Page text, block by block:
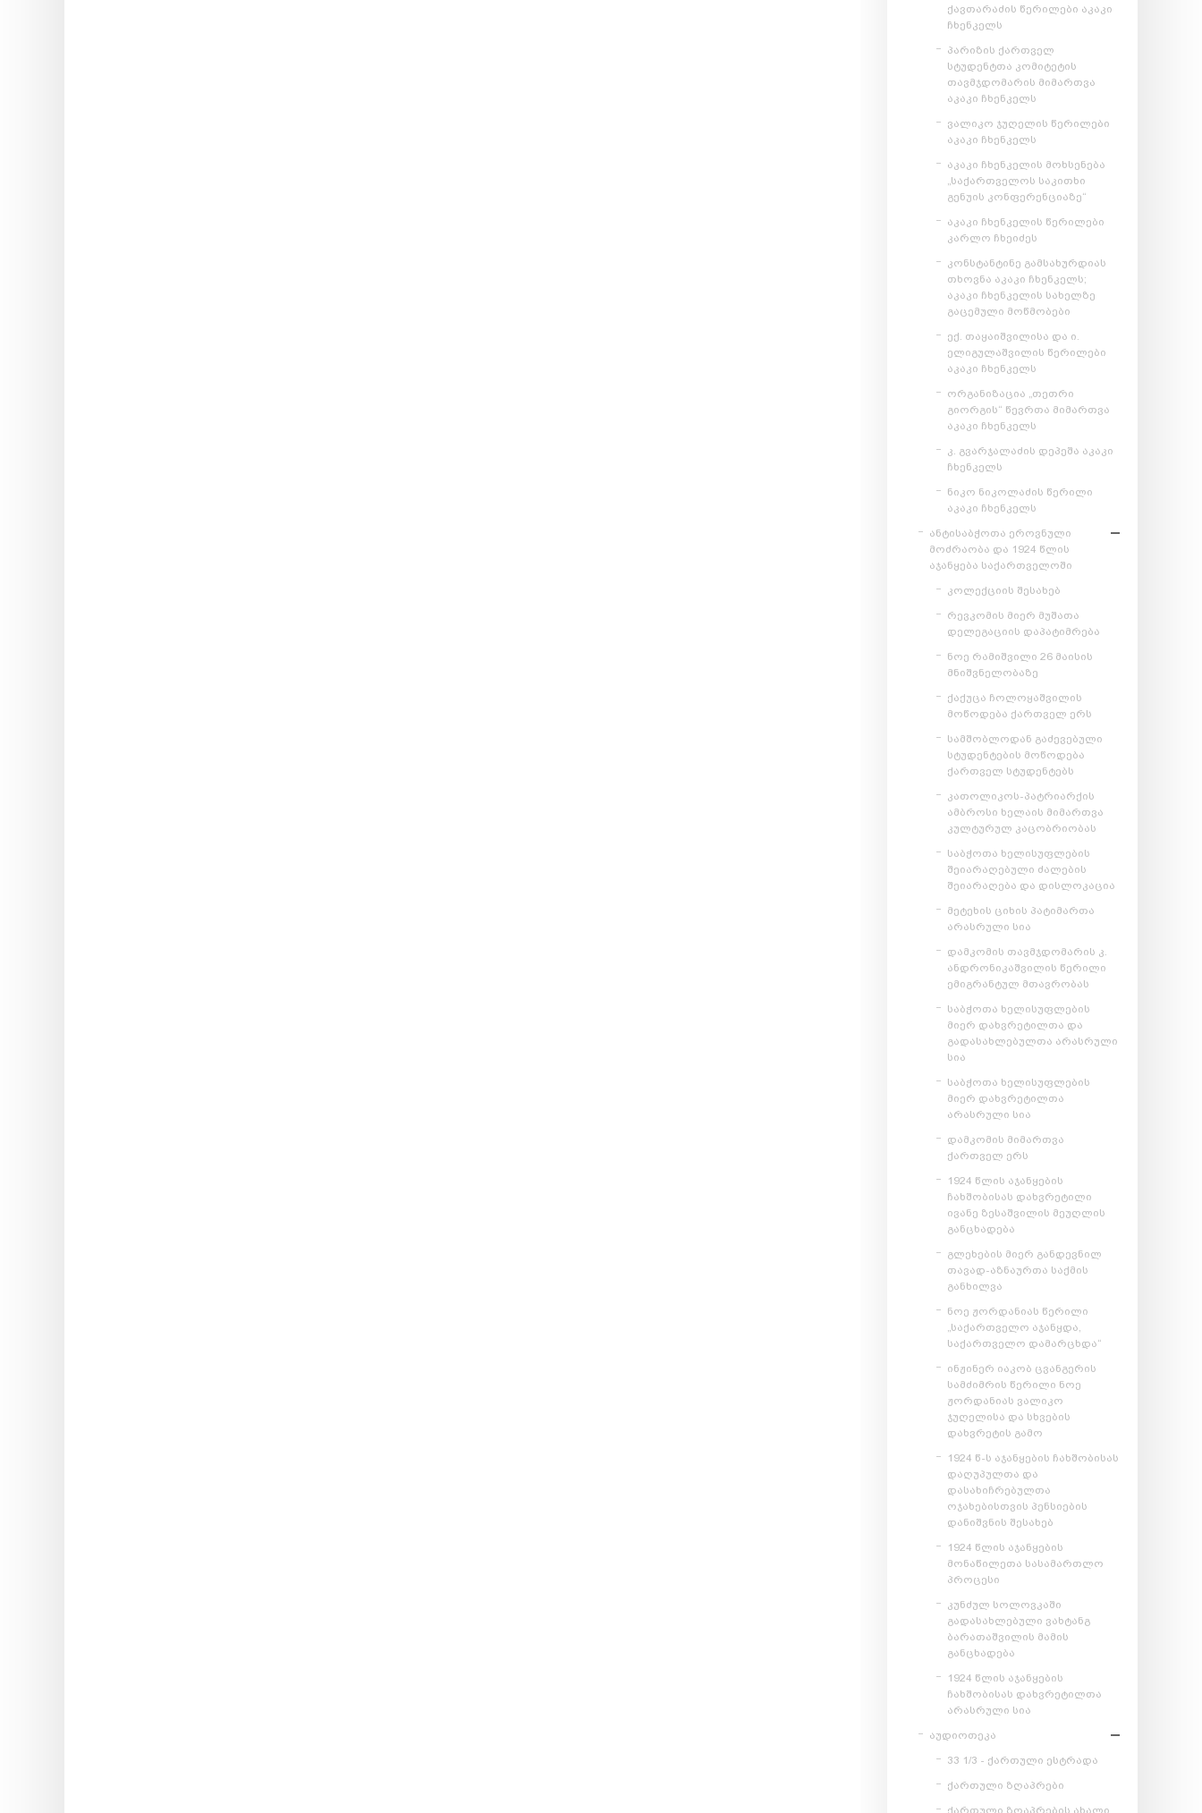
ქავთარაძის წერილები აკაკი
ჩხენკელს
პარიზის ქართველ
სტუდენტთა კომიტეტის
თავმჯდომარის მიმართვა
აკაკი ჩხენკელს
ვალიკო ჯუღელის წერილები
აკაკი ჩხენკელს
აკაკი ჩხენკელის მოხსენება
„საქართველოს საკითხი
გენუის კონფერენციაზე“
აკაკი ჩხენკელის წერილები
კარლო ჩხეიძეს
კონსტანტინე გამსახურდიას
თხოვნა აკაკი ჩხენკელს;
აკაკი ჩხენკელის სახელზე
გაცემული მოწმობები
ექ. თაყაიშვილისა და ი.
ელიგულაშვილის წერილები
აკაკი ჩხენკელს
ორგანიზაცია „თეთრი
გიორგის“ წევრთა მიმართვა
აკაკი ჩხენკელს
კ. გვარჯალაძის დეპეშა აკაკი
ჩხენკელს
ნიკო ნიკოლაძის წერილი
აკაკი ჩხენკელს
ანტისაბჭოთა ეროვნული
მოძრაობა და 1924 წლის
აჯანყება საქართველოში
კოლექციის შესახებ
რევკომის მიერ მუშათა
დელეგაციის დაპატიმრება
ნოე რამიშვილი 26 მაისის
მნიშვნელობაზე
ქაქუცა ჩოლოყაშვილის
მოწოდება ქართველ ერს
სამშობლოდან გაძევებული
სტუდენტების მოწოდება
ქართველ სტუდენტებს
კათოლიკოს-პატრიარქის
ამბროსი ხელაის მიმართვა
კულტურულ კაცობრიობას
საბჭოთა ხელისუფლების
შეიარაღებული ძალების
შეიარაღება და დისლოკაცია
მეტეხის ციხის პატიმართა
არასრული სია
დამკომის თავმჯდომარის კ.
ანდრონიკაშვილის წერილი
ემიგრანტულ მთავრობას
საბჭოთა ხელისუფლების
მიერ დახვრეტილთა და
გადასახლებულთა არასრული
სია
საბჭოთა ხელისუფლების
მიერ დახვრეტილთა
არასრული სია
დამკომის მიმართვა
ქართველ ერს
1924 წლის აჯანყების
ჩახშობისას დახვრეტილი
ივანე ზესაშვილის მეუღლის
განცხადება
გლეხების მიერ განდევნილ
თავად-აზნაურთა საქმის
განხილვა
ნოე ჟორდანიას წერილი
„საქართველო აჯანყდა,
საქართველო დამარცხდა“
ინჟინერ იაკობ ცვანგერის
სამძიმრის წერილი ნოე
ჟორდანიას ვალიკო
ჯუღელისა და სხვების
დახვრეტის გამო
1924 წ-ს აჯანყების ჩახშობისას
დაღუპულთა და
დასახიჩრებულთა
ოჯახებისთვის პენსიების
დანიშვნის შესახებ
1924 წლის აჯანყების
მონაწილეთა სასამართლო
პროცესი
კუნძულ სოლოვკაში
გადასახლებული ვახტანგ
ბარათაშვილის მამის
განცხადება
1924 წლის აჯანყების
ჩახშობისას დახვრეტილთა
არასრული სია
აუდიოთეკა
33 1/3 - ქართული ესტრადა
ქართული ზღაპრები
ქართული ზღაპრების ახალი